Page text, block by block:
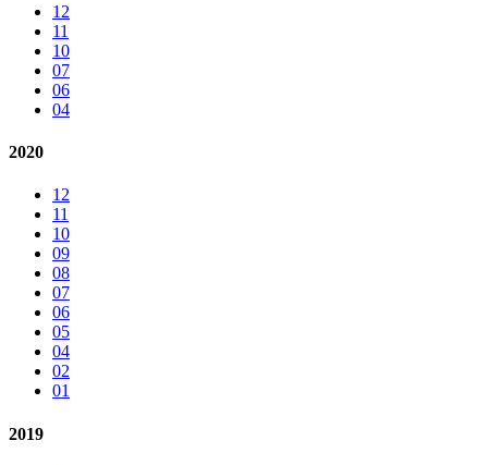
12
11
10
07
06
04
2020
12
11
10
09
08
07
06
05
04
02
01
2019